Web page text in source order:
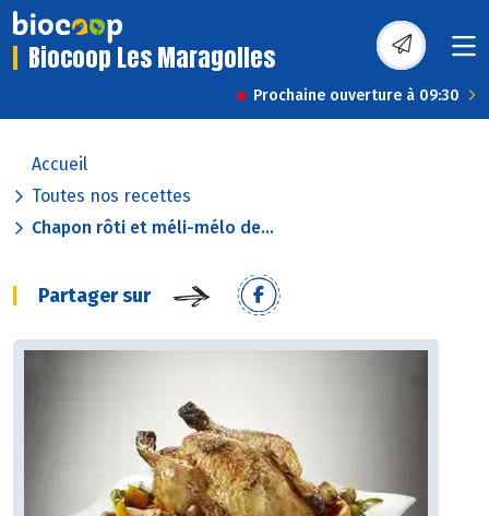
Biocoop Les Maragolles
Prochaine ouverture à 09:30
Accueil
Toutes nos recettes
Chapon rôti et méli-mélo de...
Partager sur